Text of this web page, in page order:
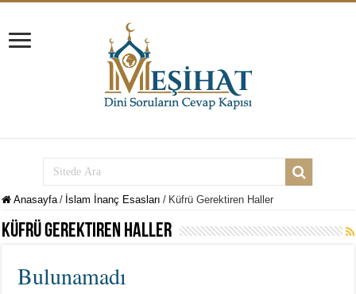
Anasayfa / İslam İnanç Esasları / Küfrü Gerektiren Haller
Küfrü Gerektiren Haller
Bulunamadı